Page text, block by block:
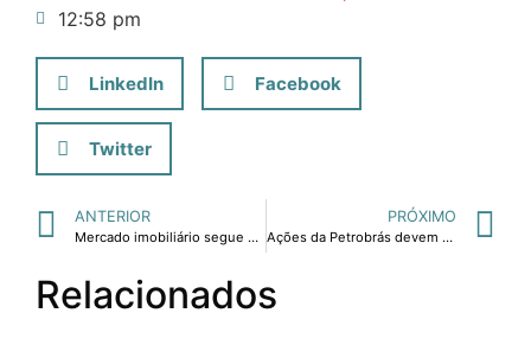
12:58 pm
LinkedIn Facebook
Twitter
ANTERIOR
Mercado imobiliário segue como o melhor investimento.
PRÓXIMO
Ações da Petrobrás devem ser boas alternativas de investimento.
Relacionados